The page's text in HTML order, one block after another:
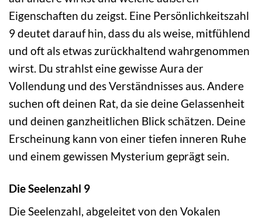
Eigenschaften du zeigst. Eine Persönlichkeitszahl
9 deutet darauf hin, dass du als weise, mitfühlend
und oft als etwas zurückhaltend wahrgenommen
wirst. Du strahlst eine gewisse Aura der
Vollendung und des Verständnisses aus. Andere
suchen oft deinen Rat, da sie deine Gelassenheit
und deinen ganzheitlichen Blick schätzen. Deine
Erscheinung kann von einer tiefen inneren Ruhe
und einem gewissen Mysterium geprägt sein.
Die Seelenzahl 9
Die Seelenzahl, abgeleitet von den Vokalen